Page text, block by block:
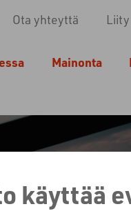
käyttää
Ota yhteyttä
Mainonta